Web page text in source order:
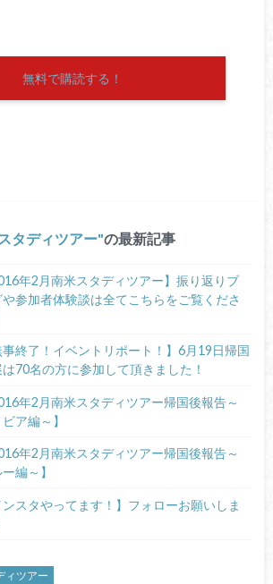
無料で購読する！
タディツアー の最新記事
年2月南米スタディツアー】振り返りブ
や参加者体験談は全てこちらをご覧くださ
事終了！イベントリポート！】6月19日帰国
70名の方に参加して頂きました！
年2月南米スタディツアー帰国後報告～
ア編～】
年2月南米スタディツアー帰国後報告～
編～】
ンスタやってます！】フォローお願いしま
ィツアー